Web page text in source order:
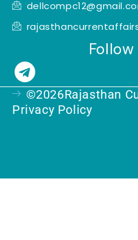
T
e
l
r
©2026Rajasthan
Privacy Policy